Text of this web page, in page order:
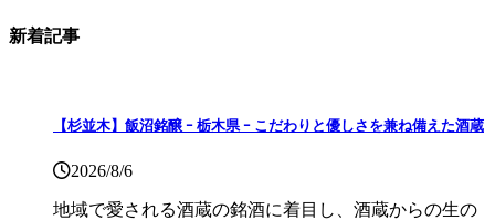
新着記事
【杉並木】飯沼銘醸 ｰ 栃木県 ｰ こだわりと優しさを兼ね備えた酒蔵
2026/8/6
地域で愛される酒蔵の銘酒に着目し、酒蔵からの生の